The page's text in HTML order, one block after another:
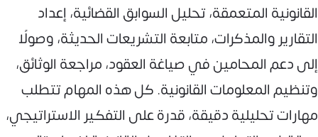
القانونية المتعمقة، تحليل السوابق القضائية، إعداد
التقارير والمذكرات، متابعة التشريعات الحديثة، وصولًا
إلى دعم المحامين في صياغة العقود، مراجعة الوثائق،
وتنظيم المعلومات القانونية. كل هذه المهام تتطلب
مهارات تحليلية دقيقة، قدرة على التفكير الاستراتيجي،